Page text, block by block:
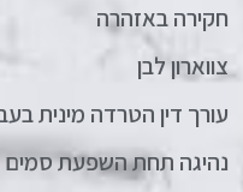
חקירה באזהרה
צווארון לבן
עורך דין הטרדה מינית
נהיגה תחת השפעת סמים